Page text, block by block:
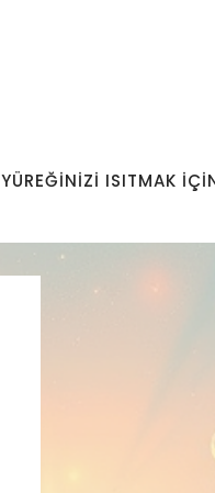
YÜREĞİNİZİ ISITMAK